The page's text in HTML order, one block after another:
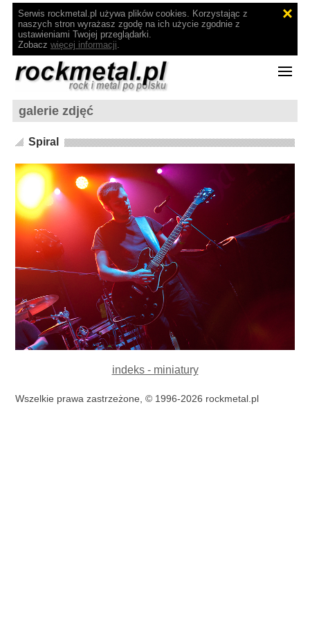
Serwis rockmetal.pl używa plików cookies. Korzystając z
naszych stron wyrażasz zgodę na ich użycie zgodnie z
ustawieniami Twojej przeglądarki.
Zobacz więcej informacji.
galerie zdjęć
Spiral
indeks - miniatury
Wszelkie prawa zastrzeżone, © 1996-2026 rockmetal.pl